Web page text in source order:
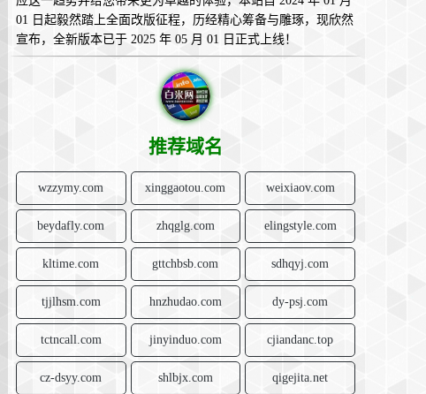
01 日起毅然踏上全面改版征程，历经精心筹备与雕琢，现欣然
宣布，全新版本已于 2025 年 05 月 01 日正式上线！
推荐域名
wzzymy.com xinggaotou.com weixiaov.com
beydafly.com zhqglg.com elingstyle.com
kltime.com gttchbsb.com sdhqyj.com
tjjlhsm.com hnzhudao.com dy-psj.com
tctncall.com jinyinduo.com cjiandanc.top
cz-dsyy.com shlbjx.com qigejita.net